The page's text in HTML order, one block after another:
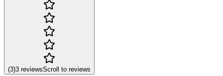
(3)3 reviewsScroll to reviews